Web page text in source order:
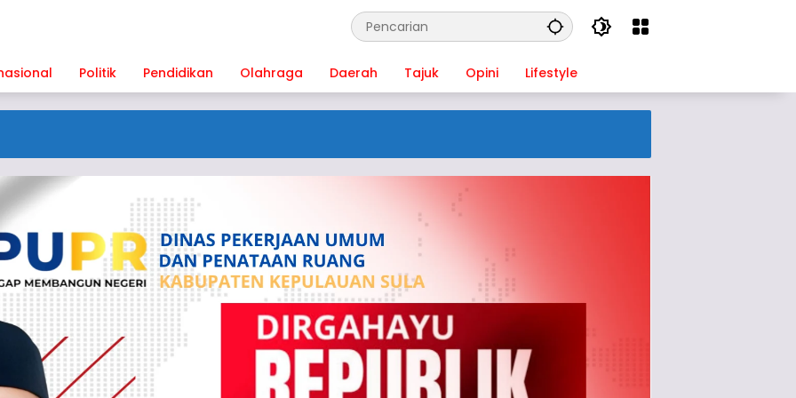
Politik Pendidikan Olahraga Daerah Tajuk Opini Lifestyle